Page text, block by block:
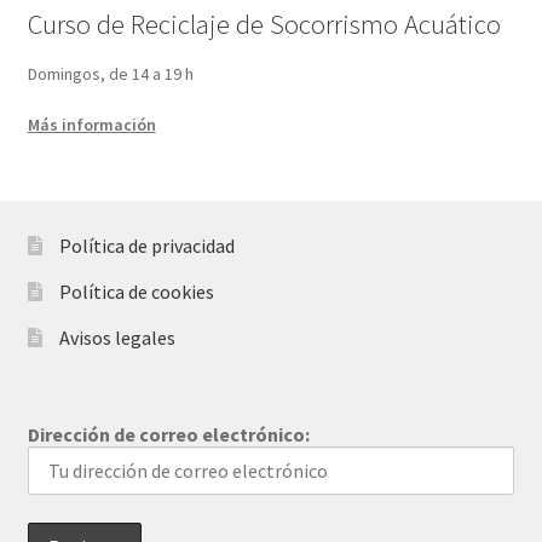
Curso de Reciclaje de Socorrismo Acuático
Domingos, de 14 a 19 h
Más información
Política de privacidad
Política de cookies
Avisos legales
Dirección de correo electrónico: